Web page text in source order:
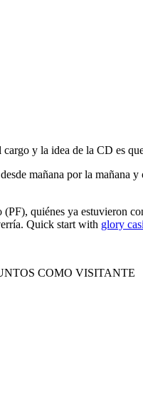
y la idea de la CD es
mañana por la
quiénes ya estuvieron
Quick start with glory
COMO VISITANTE